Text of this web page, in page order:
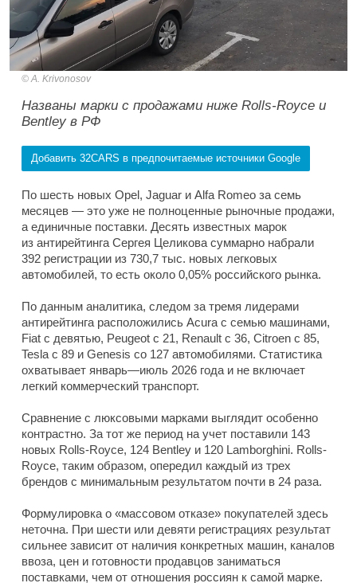
A. Krivonosov
Названы марки с продажами ниже Rolls-Royce и
Bentley в РФ
Добавить 32CARS в предпочитаемые источники Google
По шесть новых Opel, Jaguar и Alfa Romeo за семь
месяцев — это уже не полноценные рыночные продажи,
а единичные поставки. Десять известных марок
из антирейтинга Сергея Целикова суммарно набрали
392 регистрации из 730,7 тыс. новых легковых
автомобилей, то есть около 0,05% российского рынка.
По данным аналитика, следом за тремя лидерами
антирейтинга расположились Acura с семью машинами,
Fiat с девятью, Peugeot с 21, Renault с 36, Citroen с 85,
Tesla с 89 и Genesis со 127 автомобилями. Статистика
охватывает январь—июль 2026 года и не включает
легкий коммерческий транспорт.
Сравнение с люксовыми марками выглядит особенно
контрастно. За тот же период на учет поставили 143
новых Rolls-Royce, 124 Bentley и 120 Lamborghini. Rolls-
Royce, таким образом, опередил каждый из трех
брендов с минимальным результатом почти в 24 раза.
Формулировка о «массовом отказе» покупателей здесь
неточна. При шести или девяти регистрациях результат
сильнее зависит от наличия конкретных машин, каналов
ввоза, цен и готовности продавцов заниматься
поставками, чем от отношения россиян к самой марке.